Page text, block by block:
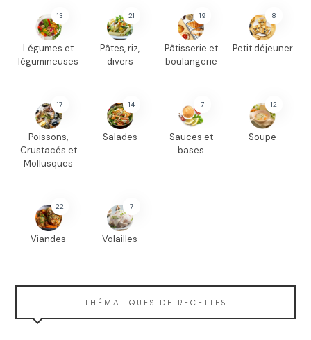
13
Légumes et
légumineuses
21
Pâtes, riz,
divers
19
Pâtisserie et
boulangerie
8
Petit déjeuner
17
Poissons,
Crustacés et
Mollusques
14
Salades
7
Sauces et
bases
12
Soupe
22
Viandes
7
Volailles
THÉMATIQUES DE RECETTES